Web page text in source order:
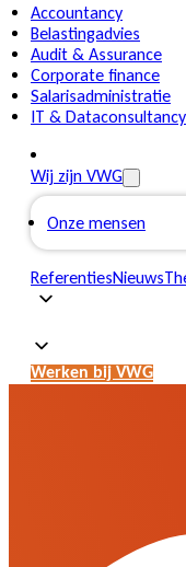
Accountancy
Belastingadvies
Audit & Assurance
Corporate finance
Salarisadministratie
IT & Dataconsultancy
Wij zijn VWG
Onze mensen
ReferentiesNieuws
Werken bij VWG